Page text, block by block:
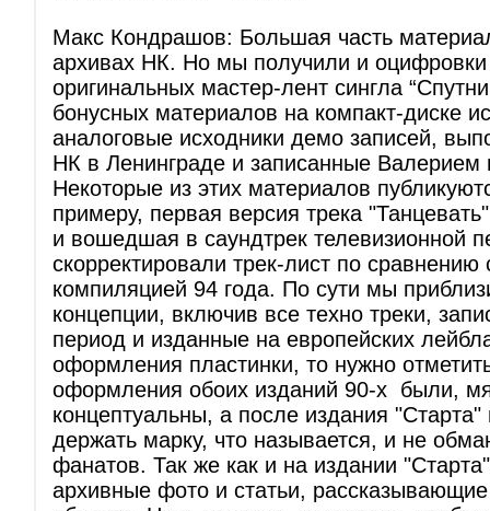
Макс Кондрашов: Большая часть
архивах НК. Но мы получили и оцифровки
оригинальных мастер-лент сингла
бонусных материалов на компакт-диске
аналоговые исходники демо записей,
НК в Ленинграде и записанные Валерием
Некоторые из этих материалов
примеру, первая версия трека
и вошедшая в саундтрек телевизионной
скорректировали трек-лист по сравнению
компиляцией 94 года. По сути мы
концепции, включив все техно треки,
период и изданные на европейских
оформления пластинки, то нужно
оформления обоих изданий 90-х были,
концептуальны, а после издания
держать марку, что называется, и не
фанатов. Так же как и на издании
архивные фото и статьи,